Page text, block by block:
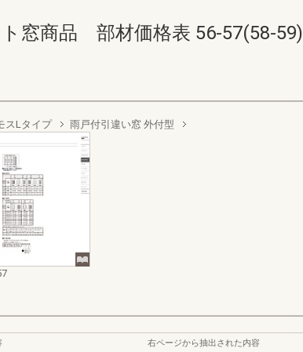
窓商品 部材価格表 56-57(58-59)
スLタイプ 雨戸付引違い窓 外付型
右ページから抽出された内容